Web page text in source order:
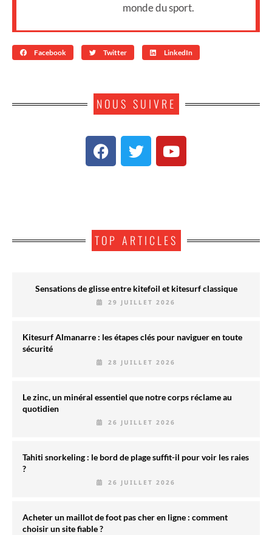
monde du sport.
Facebook Twitter LinkedIn
NOUS SUIVRE
TOP ARTICLES
Sensations de glisse entre kitefoil et kitesurf classique
29 JUILLET 2026
Kitesurf Almanarre : les étapes clés pour naviguer en toute
sécurité
28 JUILLET 2026
Le zinc, un minéral essentiel que notre corps réclame au
quotidien
26 JUILLET 2026
Tahiti snorkeling : le bord de plage suffit-il pour voir les raies
?
26 JUILLET 2026
Acheter un maillot de foot pas cher en ligne : comment
choisir un site fiable ?